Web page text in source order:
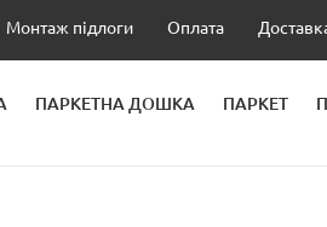
Монтаж підлоги Оплата
ПАРКЕТНА ДОШКА ПАРКЕТ